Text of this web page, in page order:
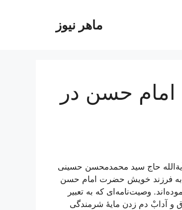
ماهر نیوز
امام حسن در
حاج سید محمدمحسن حسینی
به فرزند خویش حضرت امام حسن
وصیت‌نامه‌ای که به تعبیر
و آدابْ دم زدن مایۀ شرمندگی